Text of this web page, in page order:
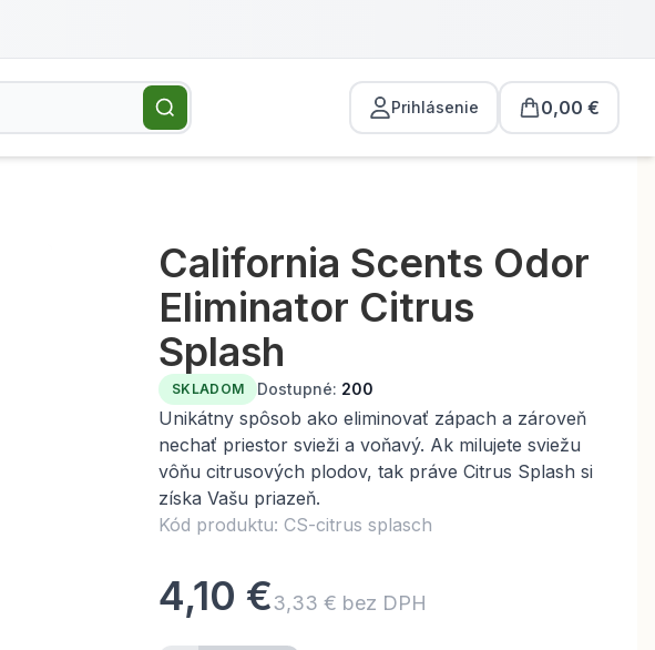
Prihlásenie 0,00 €
California Scents Odor
Eliminator Citrus
Splash
SKLADOM Dostupné: 200
Unikátny spôsob ako eliminovať zápach a zároveň
nechať priestor svieži a voňavý. Ak milujete sviežu
vôňu citrusových plodov, tak práve Citrus Splash si
získa Vašu priazeň.
Kód produktu: CS-citrus splasch
4,10 €3,33 € bez DPH